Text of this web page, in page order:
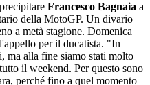
Francesco Bagnaia a
della MotoGP. Un divario
a metà stagione. Domenica
per il ducatista. "In
ma alla fine siamo stati molto
il weekend. Per questo sono
perché fino a quel momento